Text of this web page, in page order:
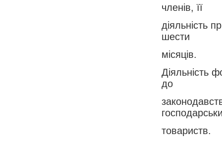
членів, її
діяльність
шести
місяців.
Діяльність
до
товариств.